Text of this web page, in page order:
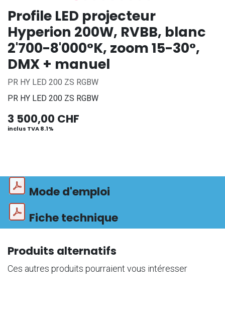
Profile LED projecteur
Hyperion 200W, RVBB, blanc
2'700-8'000°K, zoom 15-30°,
DMX + manuel
PR HY LED 200 ZS RGBW
PR HY LED 200 ZS RGBW
3 500,00 CHF
inclus TVA 8.1%
Mode d'emploi
Fiche technique
Produits alternatifs
Ces autres produits pourraient vous intéresser